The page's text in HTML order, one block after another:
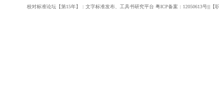
校对标准论坛【第15年】：文字标准发布、工具书研究平台 粤ICP备案：12050613号|||【